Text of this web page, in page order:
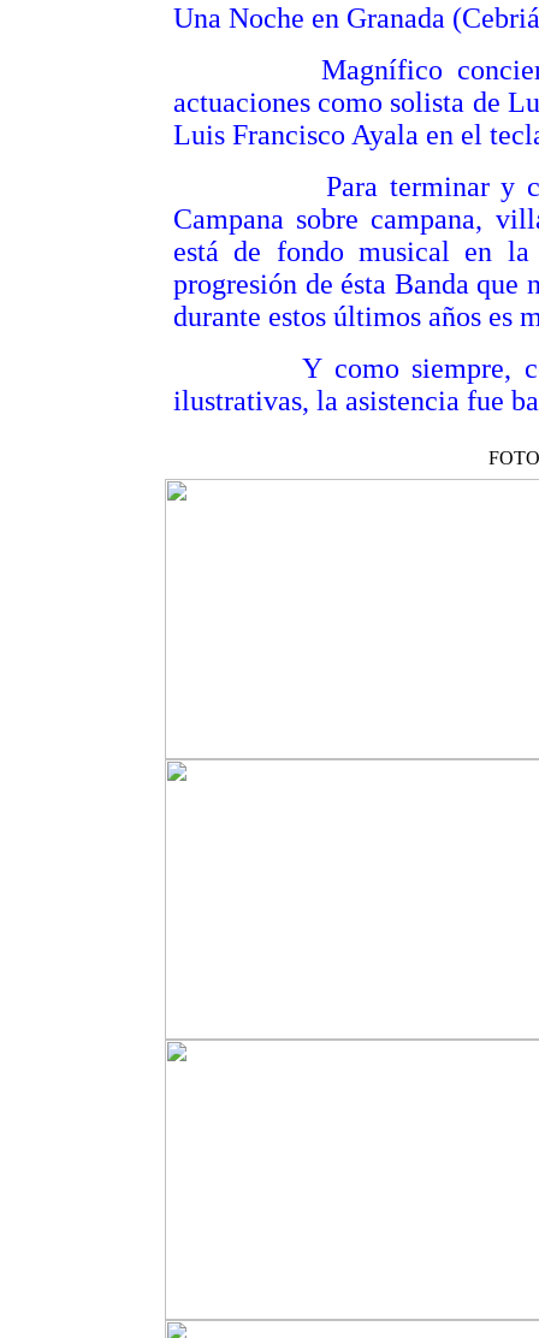
Una Noche en Granada
Magnífico concierto,
actuaciones como solista de
Luis Francisco Ayala en el
Para terminar y con el
Campana sobre campana,
está de fondo musical en la
progresión de ésta Banda que
durante estos últimos años es
Y como siempre, como
ilustrativas, la asistencia fue